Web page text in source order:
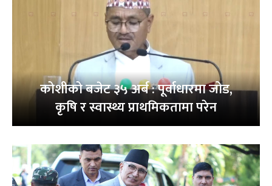
कोशीको बजेट ३५ अर्ब : पूर्वाधारमा जोड,
कृषि र स्वास्थ्य प्राथमिकतामा परेन